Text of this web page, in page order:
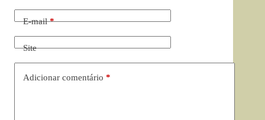
E-mail*
Site
Adicionar comentário *